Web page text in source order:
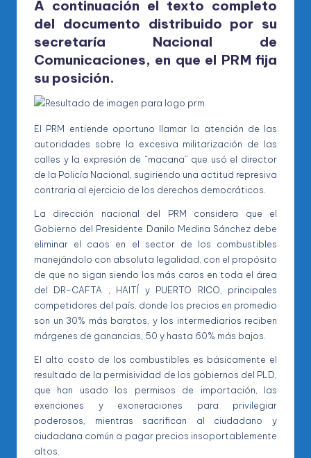
A continuación el texto completo
del documento distribuido por su
secretaría Nacional de
Comunicaciones, en que el PRM fija
su posición.
El PRM entiende oportuno llamar la atención de las
autoridades sobre la excesiva militarización de las
calles y la expresión de “macana” que usó el director
de la Policía Nacional, sugiriendo una actitud represiva
contraria al ejercicio de los derechos democráticos.
La dirección nacional del PRM considera que el
Gobierno del Presidente Danilo Medina Sánchez debe
eliminar el caos en el sector de los combustibles
manejándolo con absoluta legalidad, con el propósito
de que no sigan siendo los más caros en toda el área
del DR-CAFTA , HAITÍ y PUERTO RICO, principales
competidores del país, donde los precios en promedio
son un 30% más baratos, y los intermediarios reciben
márgenes de ganancias, 50 y hasta 60% más bajos.
El alto costo de los combustibles es básicamente el
resultado de la permisividad de los gobiernos del PLD,
que han usado los permisos de importación, las
exenciones y exoneraciones para privilegiar
poderosos, mientras sacrifican al ciudadano y
ciudadana común a pagar precios insoportablemente
altos.